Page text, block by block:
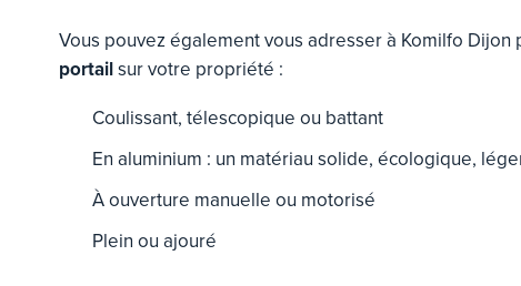
Vous pouvez également vous adresser à Komilfo Dijon
portailsur votre propriété :
Coulissant, télescopique ou battant
En aluminium : un matériau solide, écologique,
À ouverture manuelle ou motorisé
Plein ou ajouré